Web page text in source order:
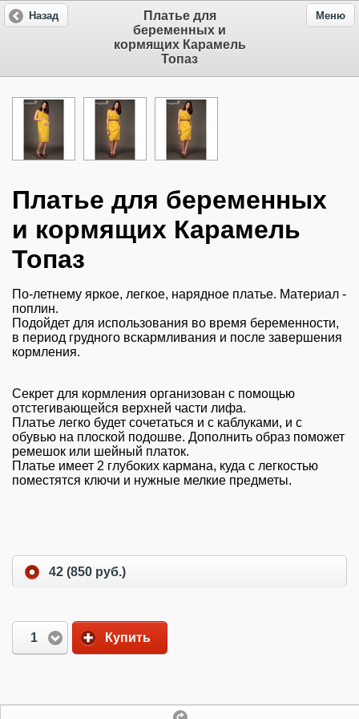
Платье для
беременных и
кормящих Карамель
Топаз
Назад Меню
Платье для беременных
и кормящих Карамель
Топаз
По-летнему яркое, легкое, нарядное платье. Материал -
поплин.
Подойдет для использования во время беременности,
в период грудного вскармливания и после завершения
кормления.
Секрет для кормления организован с помощью
отстегивающейся верхней части лифа.
Платье легко будет сочетаться и с каблуками, и с
обувью на плоской подошве. Дополнить образ поможет
ремешок или шейный платок.
Платье имеет 2 глубоких кармана, куда с легкостью
поместятся ключи и нужные мелкие предметы.
42 (850 руб.)
1 Купить